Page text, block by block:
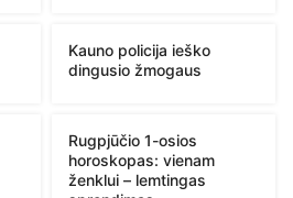
Kauno policija ieško
dingusio žmogaus
Rugpjūčio 1-osios
horoskopas: vienam
ženklui – lemtingas